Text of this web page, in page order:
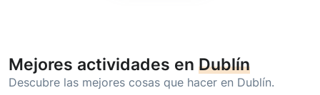
Mejores actividades en Dublín
Descubre las mejores cosas que hacer en Dublín.